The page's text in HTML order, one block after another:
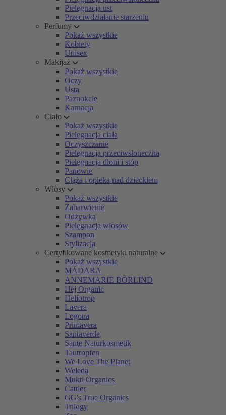
Pielęgnacja ust
Przeciwdziałanie starzeniu
Perfumy
Pokaż wszystkie
Kobiety
Unisex
Makijaż
Pokaż wszystkie
Oczy
Usta
Paznokcie
Karnacja
Ciało
Pokaż wszystkie
Pielęgnacja ciała
Oczyszczanie
Pielęgnacja przeciwsłoneczna
Pielęgnacja dłoni i stóp
Panowie
Ciąża i opieka nad dzieckiem
Włosy
Pokaż wszystkie
Zabarwienie
Odżywka
Pielęgnacja włosów
Szampon
Stylizacja
Certyfikowane kosmetyki naturalne
Pokaż wszystkie
MÁDARA
ANNEMARIE BÖRLIND
Hej Organic
Heliotrop
Lavera
Logona
Primavera
Santaverde
Sante Naturkosmetik
Tautropfen
We Love The Planet
Weleda
Mukti Organics
Cattier
GG's True Organics
Trilogy